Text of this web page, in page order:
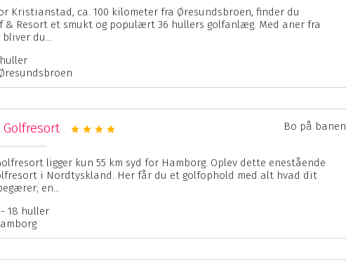
Kristianstad, ca. 100 kilometer fra Øresundsbroen, finder du
& Resort et smukt og populært 36 hullers golfanlæg. Med aner fra
du...
Golfresort Bo på banen
ligger kun 55 km syd for Hamborg. Oplev dette enestående
i Nordtyskland. Her får du et golfophold med alt hvad dit
en...
18 huller